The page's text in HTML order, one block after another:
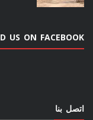
US ON FACEBOOK
اتصل بنا